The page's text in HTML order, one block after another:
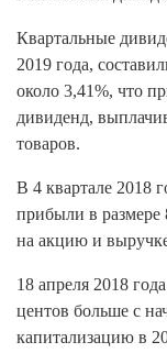
Квартальные
2019 года,
около 3,41%, что
дивиденд,
товаров.
В 4 квартале 2018
прибыли в размере
на акцию и
18 апреля 2018
центов больше с
капитализацию в